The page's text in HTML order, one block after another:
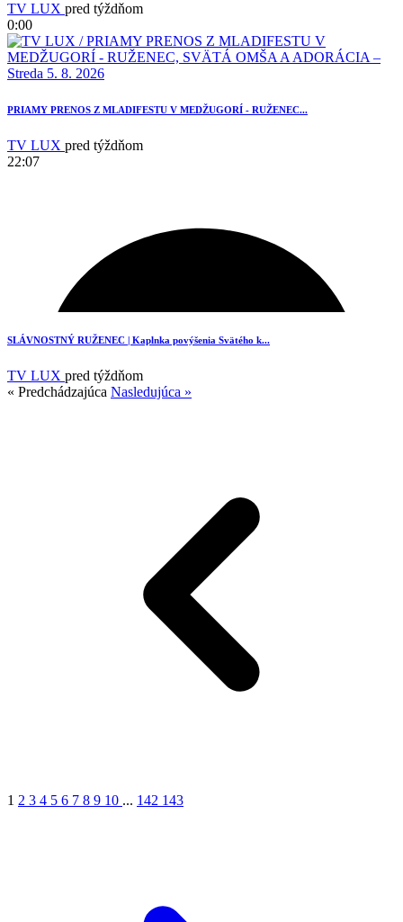
TV LUX pred týždňom
0:00
PRIAMY PRENOS Z MLADIFESTU V MEDŽUGORÍ - RUŽENEC...
TV LUX pred týždňom
22:07
SLÁVNOSTNÝ RUŽENEC | Kaplnka povýšenia Svätého k...
TV LUX pred týždňom
« Predchádzajúca Nasledujúca »
1 2 3 4 5 6 7 8 9 10 ... 142 143